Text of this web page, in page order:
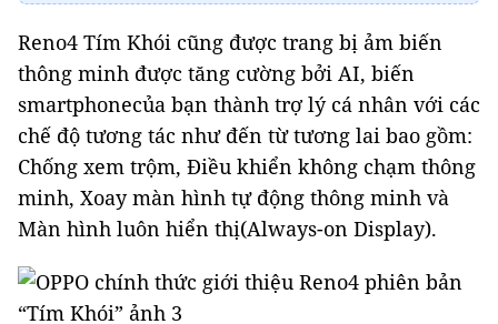
Reno4 Tím Khói cũng được trang bị ảm biến
thông minh được tăng cường bởi AI, biến
smartphonecủa bạn thành trợ lý cá nhân với các
chế độ tương tác như đến từ tương lai bao gồm:
Chống xem trộm, Điều khiển không chạm thông
minh, Xoay màn hình tự động thông minh và
Màn hình luôn hiển thị(Always-on Display).